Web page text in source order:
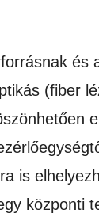
és
(fiber
is
központi